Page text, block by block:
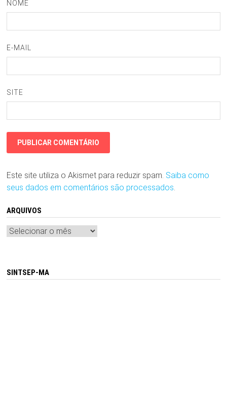
NOME
E-MAIL
SITE
Este site utiliza o Akismet para reduzir spam. Saiba como
seus dados em comentários são processados.
ARQUIVOS
Arquivos
SINTSEP-MA